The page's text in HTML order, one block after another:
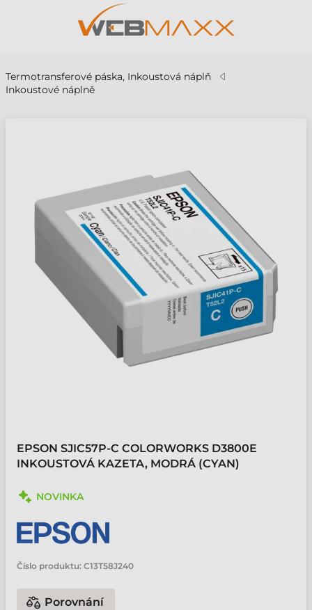
Termotransferové páska, Inkoustová náplň
Inkoustové náplně
EPSON SJIC57P-C COLORWORKS D3800E
INKOUSTOVÁ KAZETA, MODRÁ (CYAN)
NOVINKA
Číslo produktu: C13T58J240
Porovnání